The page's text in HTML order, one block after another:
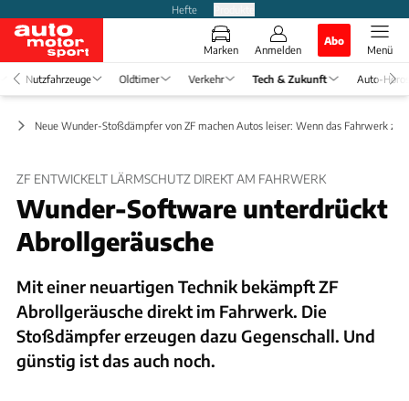
Hefte
Marken Anmelden
Abo
Menü
Nutzfahrzeuge Oldtimer Verkehr Tech & Zukunft Auto-
Neue Wunder-Stoßdämpfer von ZF machen Autos leiser: Wenn das Fahrwerk
ZF ENTWICKELT LÄRMSCHUTZ DIREKT AM FAHRWERK
Wunder-Software unterdrückt
Abrollgeräusche
Mit einer neuartigen Technik bekämpft ZF
Abrollgeräusche direkt im Fahrwerk. Die
Stoßdämpfer erzeugen dazu Gegenschall. Und
günstig ist das auch noch.